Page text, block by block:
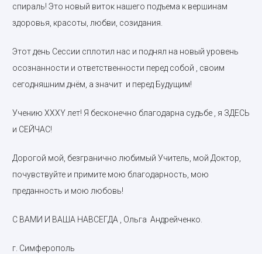
спираль! Это новый виток нашего подъема к вершинам
здоровья, красоты, любви, созидания.
Этот день Сессии сплотил нас и поднял на новый уровень
осознанности и ответственности перед собой , своим
сегодняшним днём, а значит и перед Будущим!
Учению XXXYлет! Я бесконечно благодарна судьбе , я ЗДЕСЬ
и СЕЙЧАС!
Дорогой мой, безгранично любимый Учитель, мой Доктор,
почувствуйте и примите мою благодарность, мою
преданность и мою любовь!
С ВАМИ И ВАША НАВСЕГДА , Ольга Андрейченко.
г. Симферополь